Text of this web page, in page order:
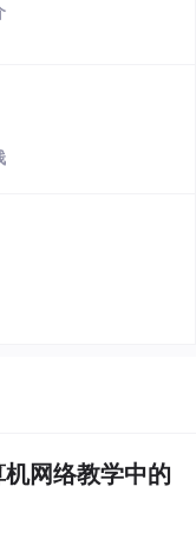
网络教学中的